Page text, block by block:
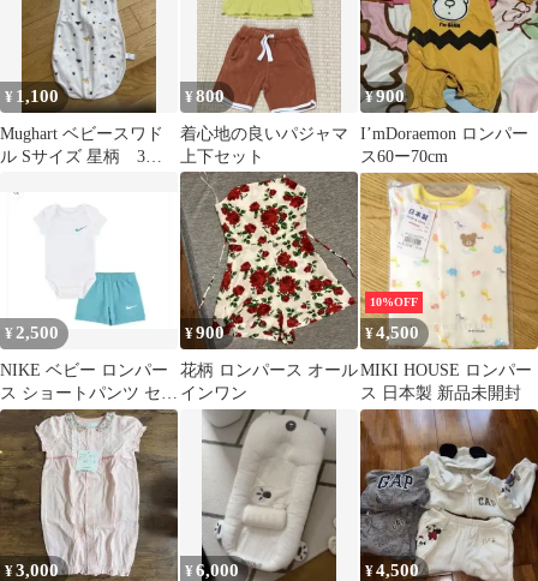
¥ 1,100
Mughart ベビースワド
ル Sサイズ 星柄 3〜
¥800
着心地の良いパジャマ
上下セット
¥900
I’mDoraemon ロンパー
ス60ー70cm
¥2,500
NIKE ベビー ロンパー
ス ショートパンツ セッ
ト
¥900
花柄 ロンパース オール
インワン
10%OFF
¥4,500
MIKI HOUSE ロンパー
ス 日本製 新品未開封
¥3,000 ¥6,000 ¥4,500